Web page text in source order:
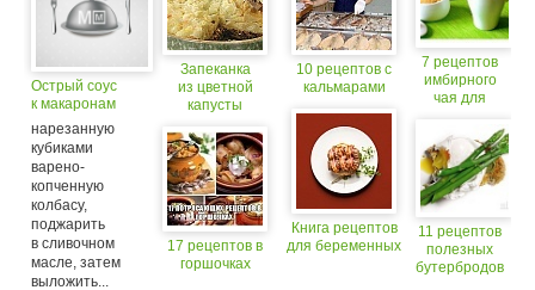
Острый соус
к макаронам
нарезанную
кубиками
варено-
копченную
колбасу,
поджарить
в сливочном
масле, затем
выложить...
Запеканка
из цветной
капусты
17 рецептов в
горшочках
10 рецептов с
кальмарами
Книга рецептов
для беременных
7 рецептов
имбирного
чая для
11 рецептов
полезных
бутербродов